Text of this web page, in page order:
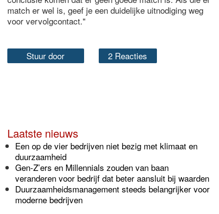
match er wel is, geef je een duidelijke uitnodiging weg
voor vervolgcontact."
Stuur door 2 Reacties
Laatste nieuws
Een op de vier bedrijven niet bezig met klimaat en
duurzaamheid
Gen-Z’ers en Millennials zouden van baan
veranderen voor bedrijf dat beter aansluit bij waarden
Duurzaamheidsmanagement steeds belangrijker voor
moderne bedrijven